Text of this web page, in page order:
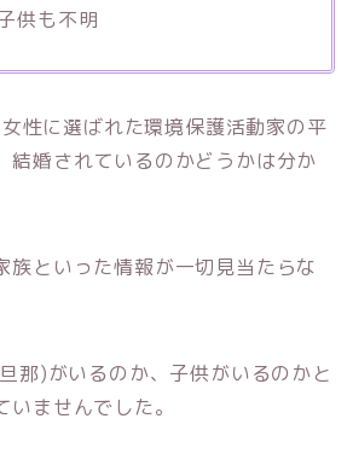
供も不明
性に選ばれた環境保護活動家の平
結婚されているのかどうかは分か
族といった情報が一切見当たらな
那)がいるのか、子供がいるのかと
ませんでした。